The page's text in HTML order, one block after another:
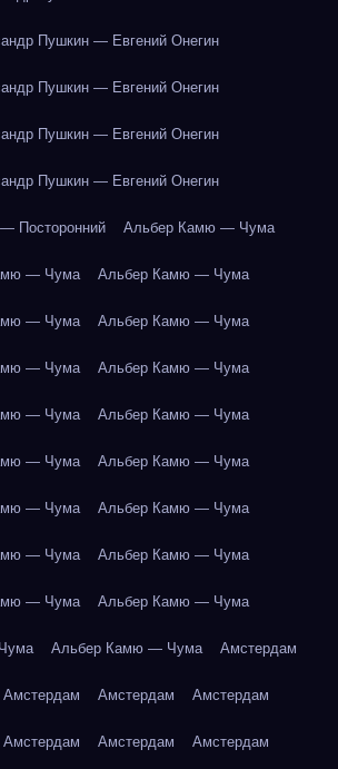
Пушкин — Евгений Онегин
Пушкин — Евгений Онегин
Пушкин — Евгений Онегин
Пушкин — Евгений Онегин
Посторонний Альбер Камю — Чума
— Чума Альбер Камю — Чума
— Чума Альбер Камю — Чума
— Чума Альбер Камю — Чума
— Чума Альбер Камю — Чума
— Чума Альбер Камю — Чума
— Чума Альбер Камю — Чума
— Чума Альбер Камю — Чума
— Чума Альбер Камю — Чума
Альбер Камю — Чума Амстердам
Амстердам Амстердам Амстердам
Амстердам Амстердам Амстердам